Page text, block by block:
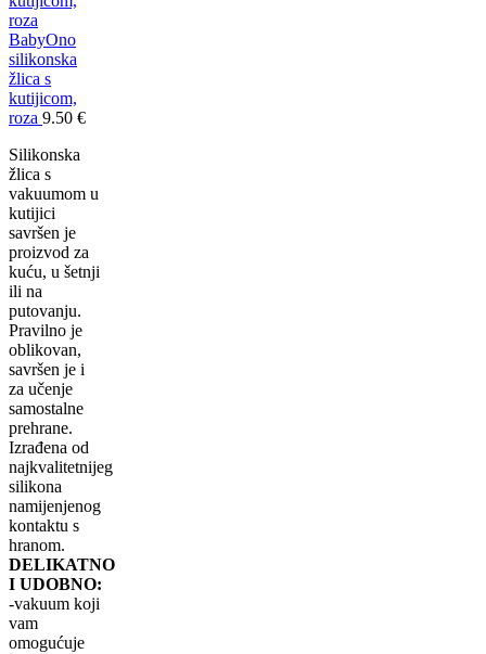
BabyOno
silikonska
žlica s
kutijicom,
roza 9.50 €
Silikonska
žlica s
vakuumom u
kutijici
savršen je
proizvod za
kuću, u šetnji
ili na
putovanju.
Pravilno je
oblikovan,
savršen je i
za učenje
samostalne
prehrane.
Izrađena od
najkvalitetnijeg
silikona
namijenjenog
kontaktu s
hranom.
DELIKATNO
I UDOBNO:
-vakuum koji
vam
omogućuje